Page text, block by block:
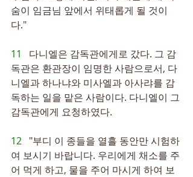
숨이 임금님 앞에서 위태롭게 될 것이
다."
11 다니엘은 감독관에게로 갔다. 그 감
독관은 환관장이 임명한 사람으로서, 다
니엘과 하나냐와 미사엘과 아사랴를 감
독하는 일을 맡은 사람이다. 다니엘이 그
감독관에게 요청하였다.
12 "부디 이 종들을 열흘 동안만 시험하
여 보시기 바랍니다. 우리에게 채소를 주
어 먹게 하고, 물을 주어 마시게 하여 보